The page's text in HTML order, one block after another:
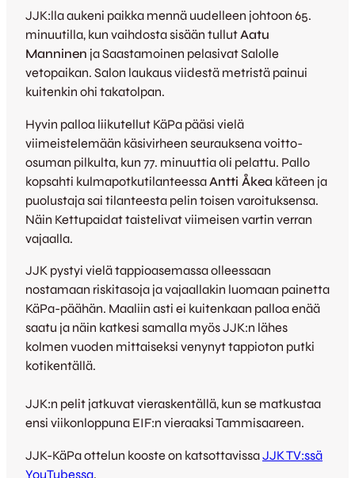
JJK:lla aukeni paikka mennä uudelleen johtoon 65.
minuutilla, kun vaihdosta sisään tullutAatu
Manninen ja Saastamoinen pelasivat Salolle
vetopaikan. Salon laukaus viidestä metristä painui
kuitenkin ohi takatolpan.
Hyvin palloa liikutellut KäPa pääsi vielä
viimeistelemään käsivirheen seurauksena voitto-
osuman pilkulta, kun 77. minuuttia oli pelattu. Pallo
kopsahti kulmapotkutilanteessaAntti Åkea käteen ja
puolustaja sai tilanteesta pelin toisen varoituksensa.
Näin Kettupaidat taistelivat viimeisen vartin verran
vajaalla.
JJK pystyi vielä tappioasemassa olleessaan
nostamaan riskitasoja ja vajaallakin luomaan painetta
KäPa-päähän. Maaliin asti ei kuitenkaan palloa enää
saatu ja näin katkesi samalla myös JJK:n lähes
kolmen vuoden mittaiseksi venynyt tappioton putki
kotikentällä.
JJK:n pelit jatkuvat vieraskentällä, kun se matkustaa
ensi viikonloppuna EIF:n vieraaksi Tammisaareen.
JJK-KäPa ottelun kooste on katsottavissaJJK TV:ssä
YouTubessa.